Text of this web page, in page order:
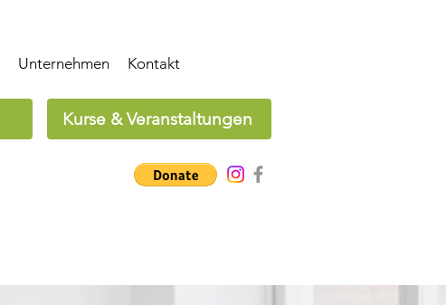
Unternehmen Kontakt
Kurse & Veranstaltungen